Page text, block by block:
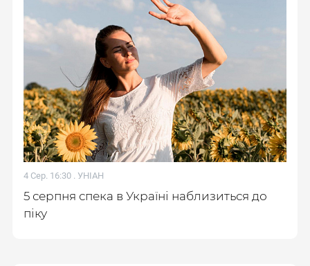
4 Сер. 16:30 . УНІАН
5 серпня спека в Україні наблизиться до
піку